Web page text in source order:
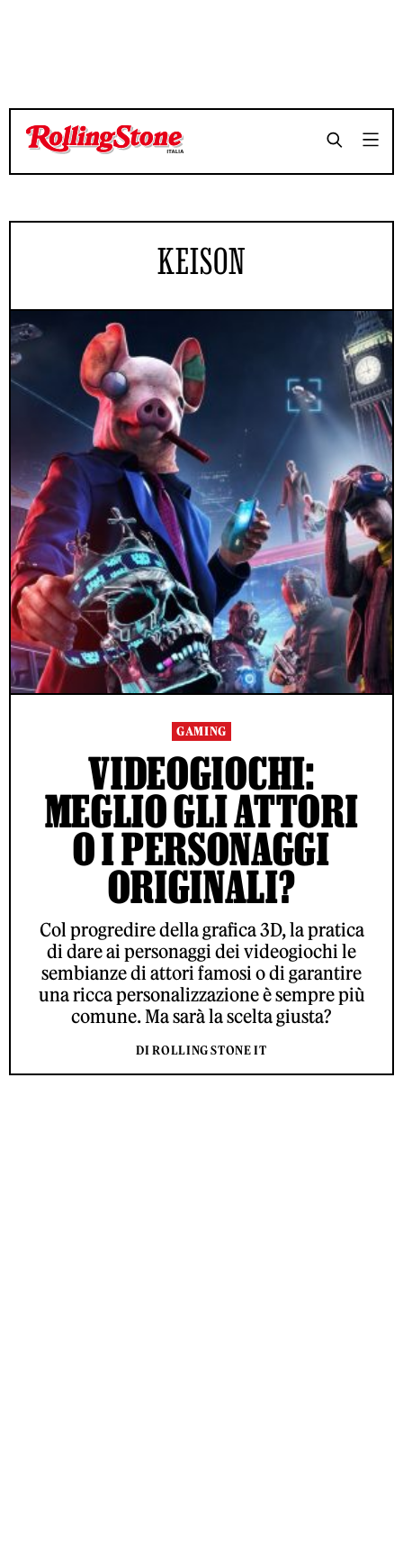
KEISON
GAMING
VIDEOGIOCHI:
MEGLIO GLI ATTORI
O I PERSONAGGI
ORIGINALI?
Col progredire della grafica 3D, la pratica
di dare ai personaggi dei videogiochi le
sembianze di attori famosi o di garantire
una ricca personalizzazione è sempre più
comune. Ma sarà la scelta giusta?
DI ROLLING STONE IT